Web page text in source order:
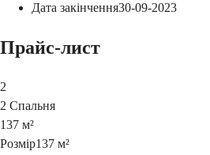
Дата закінчення30-09-2023
Прайс-лист
2
2 Спальня
137 м²
Розмір137 м²